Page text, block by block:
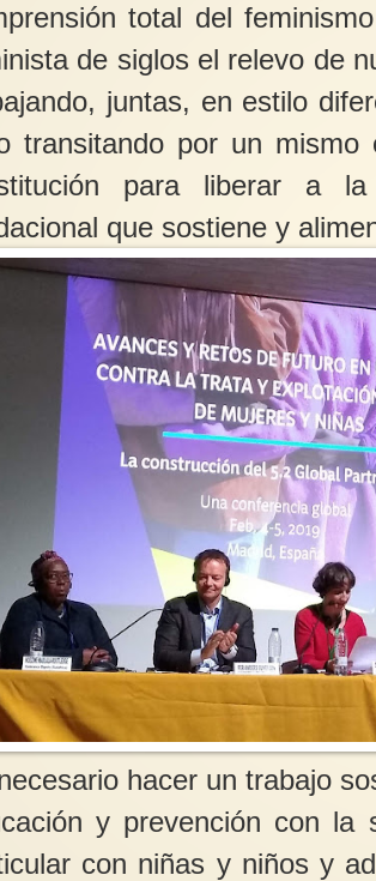
total del
de siglos el relevo de
juntas, en estilo
transitando por un mismo
para liberar a
que sostiene y
hacer un trabajo
y prevención con la
con niñas y niños y